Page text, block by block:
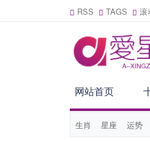
RSS TAGS 滚
网站首页
生肖 星座 运势